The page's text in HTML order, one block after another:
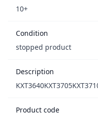
10+
Condition
stopped product
Description
Product code